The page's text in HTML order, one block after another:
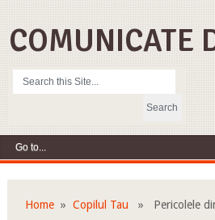
COMUNICATE
Home» Copilul Tau » Pericolele